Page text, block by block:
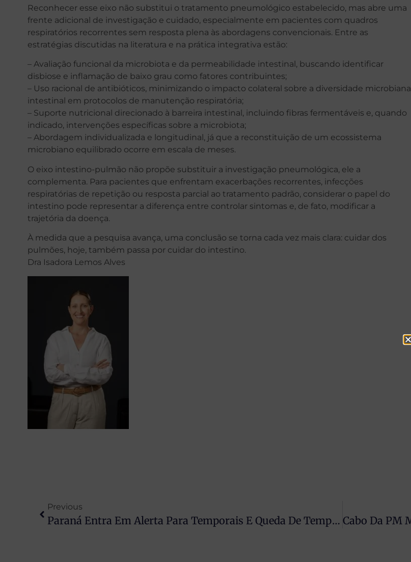
Reconhecer esse eixo não substitui o tratamento pneumológico estabelecido, mas abre uma
frente adicional de investigação e cuidado, especialmente em pacientes com quadros
respiratórios recorrentes sem resposta plena às abordagens convencionais. Entre as
estratégias discutidas na literatura e na prática integrativa estão:
– Avaliação funcional da microbiota e da permeabilidade intestinal, buscando identificar
disbiose e inflamação de baixo grau como fatores contribuintes;
– Uso racional de antibióticos, minimizando o impacto colateral sobre a diversidade microbiana
intestinal em protocolos de manutenção respiratória;
– Suporte nutricional direcionado à barreira intestinal, incluindo fibras fermentáveis e, quando
indicado, intervenções específicas sobre a microbiota;
– Abordagem individualizada e longitudinal, já que a reconstituição de um ecossistema
microbiano equilibrado ocorre em escala de meses.
O eixo intestino-pulmão não propõe substituir a investigação pneumológica, ele a
complementa. Para pacientes que enfrentam exacerbações recorrentes, infecções
respiratórias de repetição ou resposta parcial ao tratamento padrão, considerar o papel do
intestino pode representar a diferença entre controlar sintomas e, de fato, modificar a
trajetória da doença.
À medida que a pesquisa avança, uma conclusão se torna cada vez mais clara: cuidar dos
pulmões, hoje, também passa por cuidar do intestino.
Dra Isadora Lemos Alves
Previous
Paraná Entra Em Alerta Para Temporais E Queda De Temperatura Com Avanço De Frente Fria